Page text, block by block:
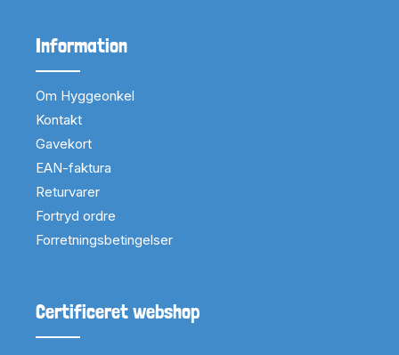
Information
Om Hyggeonkel
Kontakt
Gavekort
EAN-faktura
Returvarer
Fortryd ordre
Forretningsbetingelser
Certificeret webshop